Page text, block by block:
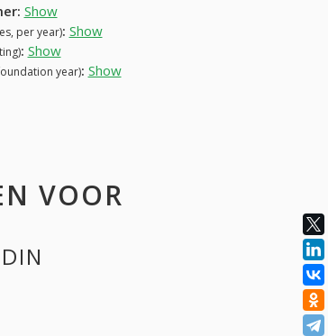
Show
per year): Show
: Show
year): Show
VOOR